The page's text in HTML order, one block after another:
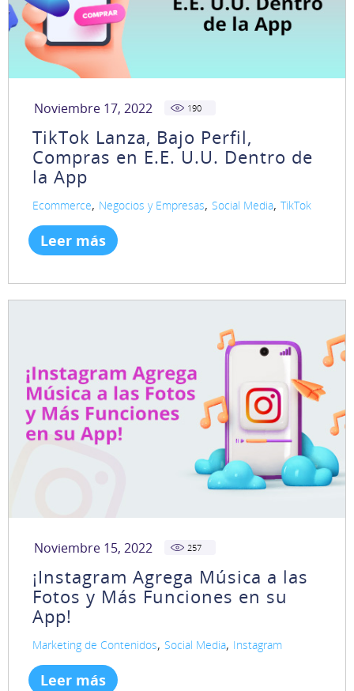
Noviembre 17, 2022 190
TikTok Lanza, Bajo Perfil,
Compras en E.E. U.U. Dentro de
la App
Ecommerce, Negocios y Empresas, Social Media, TikTok
Leer más
Noviembre 15, 2022 257
¡Instagram Agrega Música a las
Fotos y Más Funciones en su
App!
Marketing de Contenidos, Social Media, Instagram
Leer más